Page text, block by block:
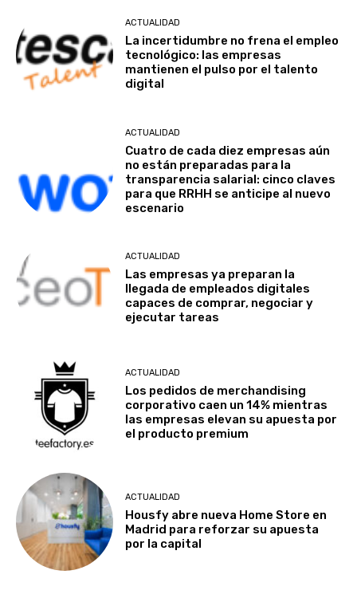
ACTUALIDAD
La incertidumbre no frena el empleo
tecnológico: las empresas
mantienen el pulso por el talento
digital
ACTUALIDAD
Cuatro de cada diez empresas aún
no están preparadas para la
transparencia salarial: cinco claves
para que RRHH se anticipe al nuevo
escenario
ACTUALIDAD
Las empresas ya preparan la
llegada de empleados digitales
capaces de comprar, negociar y
ejecutar tareas
ACTUALIDAD
Los pedidos de merchandising
corporativo caen un 14% mientras
las empresas elevan su apuesta por
el producto premium
ACTUALIDAD
Housfy abre nueva Home Store en
Madrid para reforzar su apuesta
por la capital